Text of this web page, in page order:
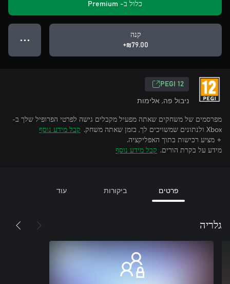
כלול ב- Premium
קנה
‪₪‎79.00‬+
● ● ●
‎PEGI 12‎
ניבול פה, אלימות
מפרסמים של משחקים שאתה מפעיל מקבלים גישה לפרטי הפרופיל שלך ב-
Xbox ולנתונים שמשויכים לך, בזמן שאתה משחק.
קבל מידע נוסף
+ מציע רכישות בתוך האפליקציה.
מידע על בקרת הורים. קבל מידע נוסף
פרטים ביקורות עוד
גלריה